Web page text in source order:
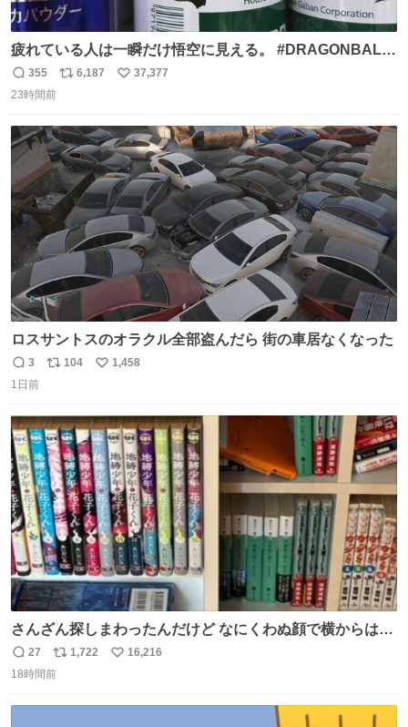
疲れている人は一瞬だけ悟空に見える。 #DRAGONBALL
#ドラゴンボール
返
信
355
リ
ト
数
6,187
い
数
37,377
23時間前
ロスサントスのオラクル全部盗んだら 街の車居なくなった
返
信
3
リ
ト
数
104
い
数
1,458
1日前
さんざん探しまわったんだけど なにくわぬ顔で横からはえ
てた
返
信
27
リ
ポ
1,722
い
16,216
18時間前